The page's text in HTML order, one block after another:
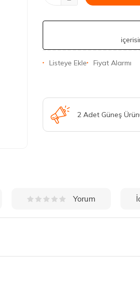
Listeye Ekle Fiyat Alarmı
2 Adet Güneş
Yorum